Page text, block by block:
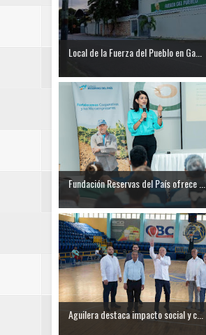
Local de la Fuerza del Pueblo en Ga...
Fundación Reservas del País ofrece ...
Aguilera destaca impacto social y c...